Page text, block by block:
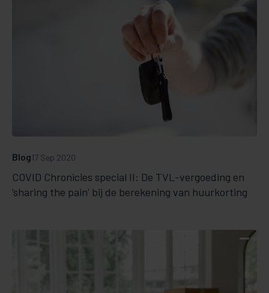
COVID Chronicles special II: De TVL-vergoeding en
‘sharing the pain’ bij de berekening van huurkorting
Blog17 Sep 2020